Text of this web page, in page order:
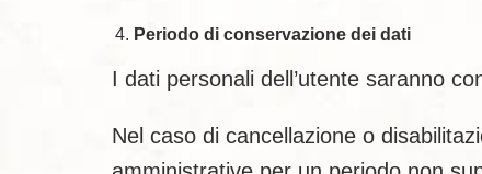
Periodo di conservazione dei dati
I dati personali dell’utente saranno
Nel caso di cancellazione o